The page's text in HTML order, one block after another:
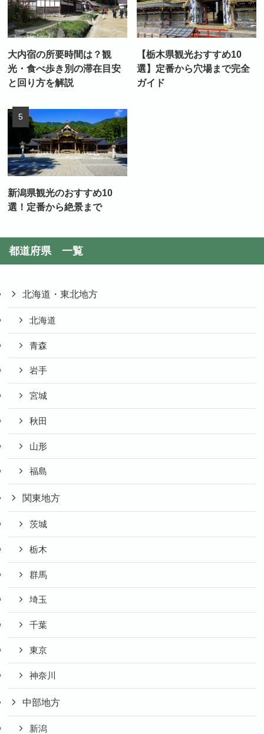
大内宿の所要時間は？観
光・食べ歩き別の滞在目安
と回り方を解説
【栃木県観光おすすめ10
選】定番から穴場まで完全
ガイド
新潟県観光のおすすめ10
選！定番から絶景まで
都道府県 一覧
北海道・東北地方
北海道
青森
岩手
宮城
秋田
山形
福島
関東地方
茨城
栃木
群馬
埼玉
千葉
東京
神奈川
中部地方
新潟